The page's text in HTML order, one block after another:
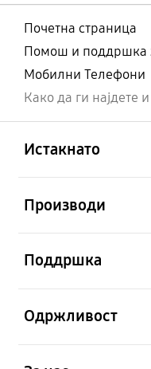
Почетна страница
Помош и поддршка
Мобилни Телефони
Како да ги најдете
Истакнато
Производи
Поддршка
Одржливост